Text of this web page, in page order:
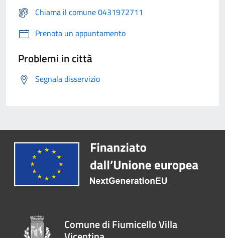
Chiama il comune 0431972711
Prenota un appuntamento
Problemi in città
Segnala disservizio
Comune di Fiumicello Villa